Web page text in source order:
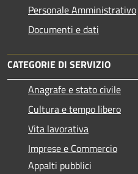
Personale Amministrativo
Documenti e dati
CATEGORIE DI SERVIZIO
Anagrafe e stato civile
Cultura e tempo libero
Vita lavorativa
Imprese e Commercio
Appalti pubblici